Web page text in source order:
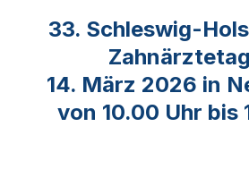
33. Schleswig-
Zahnärztetag
14. März 2026 in
von 10.00 Uhr bis